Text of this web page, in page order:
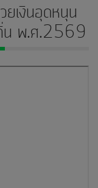
ยเงินอุดหนุน
น พ.ศ.2569